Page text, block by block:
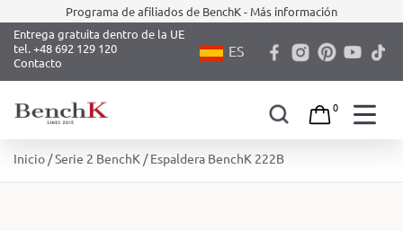
Programa de afiliados de BenchK - Más información
Entrega gratuita dentro de la UE
tel. +48 692 129 120
Contacto
ES
0
Inicio /Serie 2 BenchK / Espaldera BenchK 222B